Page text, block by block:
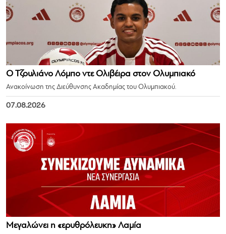
Ο Τζουλιάνο Λόμπο ντε Ολιβέιρα στον Ολυμπιακό
Ανακοίνωση της Διεύθυνσης Ακαδημίας του Ολυμπιακού.
07.08.2026
Μεγαλώνει η «ερυθρόλευκη» Λαμία